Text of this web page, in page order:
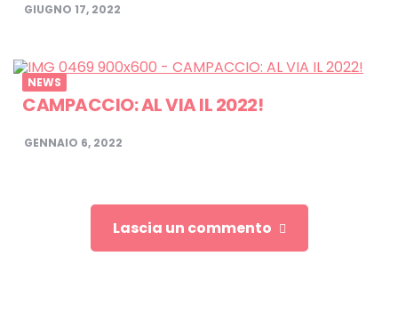
GIUGNO 17, 2022
NEWS
CAMPACCIO: AL VIA IL 2022!
GENNAIO 6, 2022
Lascia un commento